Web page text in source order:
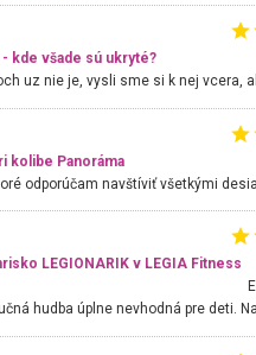
kde všade sú ukryté?
kolibe Panoráma
LEGIONARIK v LEGIA Fitness